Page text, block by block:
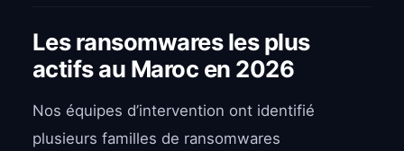
Les ransomwares les plus
actifs au Maroc en 2026
Nos équipes d’intervention ont identifié
plusieurs familles de ransomwares